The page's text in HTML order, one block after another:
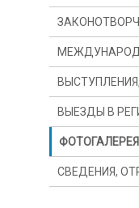
ВЫЕЗДЫ В
ФОТОГАЛЕРЕЯ
СВЕДЕНИЯ,